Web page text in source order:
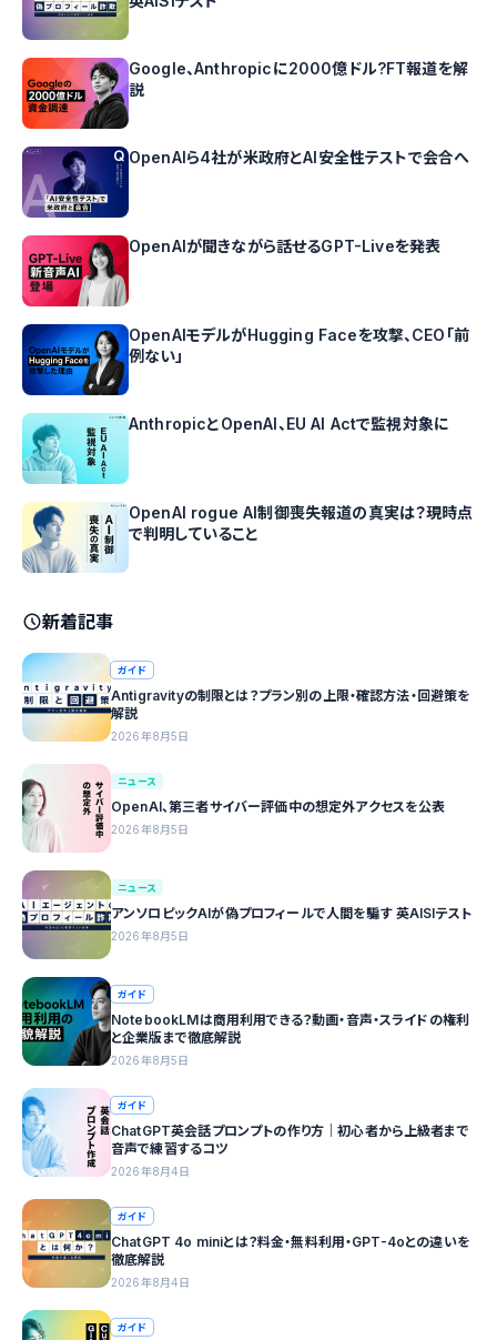
Google、Anthropicに2000億ドル?FT報道を解
説
OpenAIら4社が米政府とAI安全性テストで会合へ
OpenAIが聞きながら話せるGPT-Liveを発表
OpenAIモデルがHugging Faceを攻撃、CEO「前
例ない」
AnthropicとOpenAI、EU AI Actで監視対象に
OpenAI rogue AI制御喪失報道の真実は？現時点
で判明していること
新着記事
ガイド
Antigravityの制限とは？プラン別の上限・確認方法・回避策を
解説
2026年8月5日
ニュース
OpenAI、第三者サイバー評価中の想定外アクセスを公表
2026年8月5日
ニュース
アンソロピックAIが偽プロフィールで人間を騙す 英AISIテスト
2026年8月5日
ガイド
NotebookLMは商用利用できる？動画・音声・スライドの権利
と企業版まで徹底解説
2026年8月5日
ガイド
ChatGPT英会話プロンプトの作り方｜初心者から上級者まで
音声で練習するコツ
2026年8月4日
ガイド
ChatGPT 4o miniとは？料金・無料利用・GPT-4oとの違いを
徹底解説
2026年8月4日
ガイド